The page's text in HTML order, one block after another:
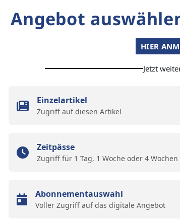
Angebot
HIER
Jetzt
Einzelartikel
Zugriff auf diesen Artikel
Zeitpässe
Zugriff für 1 Tag, 1 Woche oder 4
Abonnementauswahl
Voller Zugriff auf das digitale Angebot